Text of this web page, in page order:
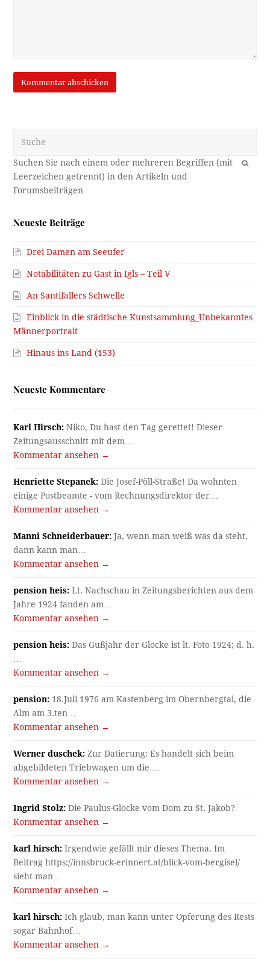
OK
Neueste Beiträge
Drei Damen am Seeufer
Notabilitäten zu Gast in Igls – Teil V
An Santifallers Schwelle
Einblick in die städtische Kunstsammlung_Unbekanntes
Männerportrait
Hinaus ins Land (153)
Neueste Kommentare
Karl Hirsch: Niko, Du hast den Tag gerettet! Dieser
Zeitungsausschnitt mit dem…
Kommentar ansehen →
Henriette Stepanek: Die Josef-Pöll-Straße! Da wohnten
einige Postbeamte - vom Rechnungsdirektor der…
Kommentar ansehen →
Manni Schneiderbauer: Ja, wenn man weiß was da steht,
dann kann man…
Kommentar ansehen →
pension heis: Lt. Nachschau in Zeitungsberichten aus dem
Jahre 1924 fanden am…
Kommentar ansehen →
pension heis: Das Gußjahr der Glocke ist lt. Foto 1924; d. h.
Kommentar ansehen →
pension: 18.Juli 1976 am Kastenberg im Obernbergtal, die
Alm am 3.ten…
Kommentar ansehen →
Werner duschek: Zur Datierung: Es handelt sich beim
abgebildeten Triebwagen um die…
Kommentar ansehen →
Ingrid Stolz: Die Paulus-Glocke vom Dom zu St. Jakob?
Kommentar ansehen →
karl hirsch: Irgendwie gefällt mir dieses Thema. Im
Beitrag https://innsbruck-erinnert.at/blick-vom-bergisel/
sieht man…
Kommentar ansehen →
karl hirsch: Ich glaub, man kann unter Opferung des Rests
sogar Bahnhof…
Kommentar ansehen →